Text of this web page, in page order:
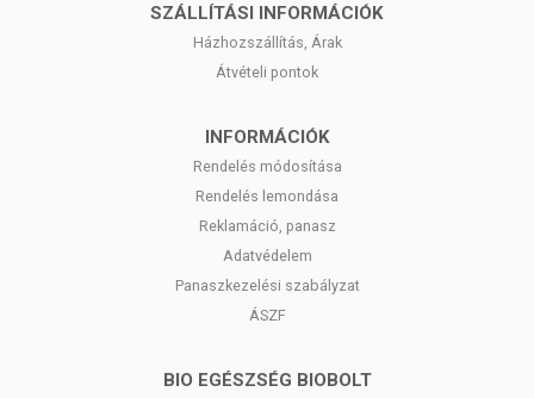
SZÁLLÍTÁSI INFORMÁCIÓK
Házhozszállítás, Árak
Átvételi pontok
INFORMÁCIÓK
Rendelés módosítása
Rendelés lemondása
Reklamáció, panasz
Adatvédelem
Panaszkezelési szabályzat
ÁSZF
BIO EGÉSZSÉG BIOBOLT